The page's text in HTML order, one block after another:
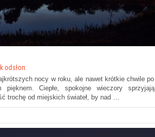
odsłon
nocy w roku, ale nawet krótkie chwile po
Ciepłe, spokojne wieczory sprzyjają
trochę od miejskich świateł, by nad …